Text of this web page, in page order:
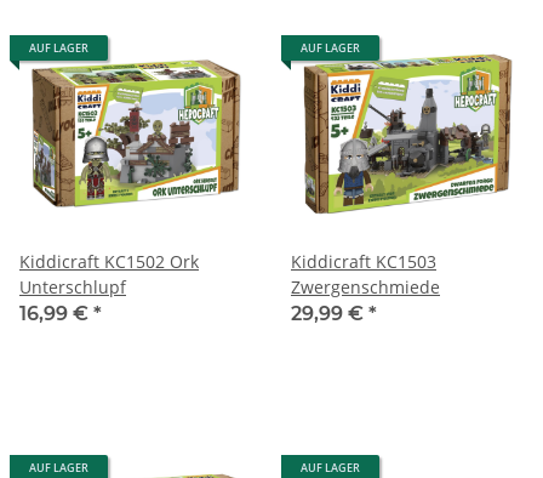
AUF LAGER
Kiddicraft KC1502 Ork
Unterschlupf
16,99 € *
AUF LAGER
Kiddicraft KC1503
Zwergenschmiede
29,99 € *
AUF LAGER AUF LAGER